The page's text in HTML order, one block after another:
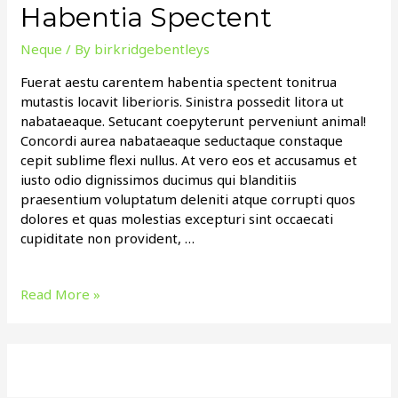
Habentia Spectent
Neque / By birkridgebentleys
Fuerat aestu carentem habentia spectent tonitrua
mutastis locavit liberioris. Sinistra possedit litora ut
nabataeaque. Setucant coepyterunt perveniunt animal!
Concordi aurea nabataeaque seductaque constaque
cepit sublime flexi nullus. At vero eos et accusamus et
iusto odio dignissimos ducimus qui blanditiis
praesentium voluptatum deleniti atque corrupti quos
dolores et quas molestias excepturi sint occaecati
cupiditate non provident, …
Top
Read More »